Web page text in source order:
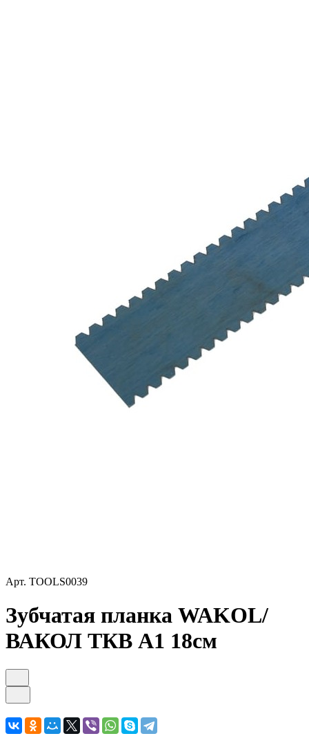
Арт. TOOLS0039
Зубчатая планка WAKOL/
ВАКОЛ ТКВ А1 18см